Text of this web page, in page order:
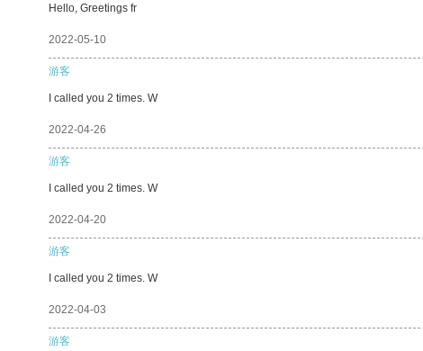
Hello, Greetings fr
2022-05-10
游客
I called you 2 times. W
2022-04-26
游客
I called you 2 times. W
2022-04-20
游客
I called you 2 times. W
2022-04-03
游客